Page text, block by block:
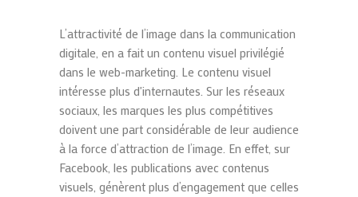
L’attractivité de l’image dans la communication
digitale, en a fait un contenu visuel privilégié
dans le web-marketing. Le contenu visuel
intéresse plus d'internautes. Sur les réseaux
sociaux, les marques les plus compétitives
doivent une part considérable de leur audience
à la force d’attraction de l’image. En effet, sur
Facebook, les publications avec contenus
visuels, génèrent plus d’engagement que celles